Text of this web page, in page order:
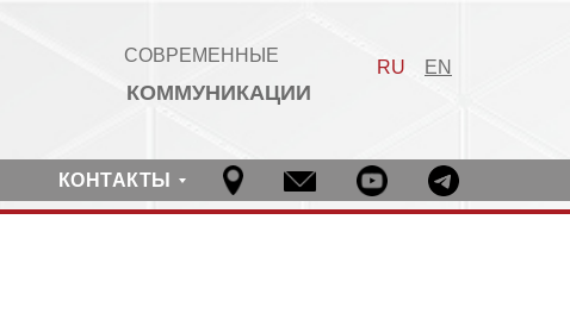
КОНТАКТЫ
КОММУНИКАЦИИ
СОВРЕМЕННЫЕ
RU EN